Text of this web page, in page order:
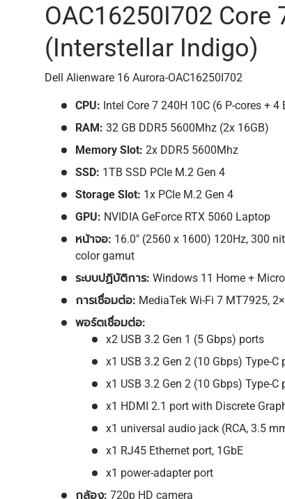
OAC16250I702 Core
(Interstellar Indigo)
Dell Alienware 16 Aurora-OAC16250I702
CPU: Intel Core 7 240H 10C (6 P-cores +
RAM: 32 GB DDR5 5600Mhz (2x 16GB)
Memory Slot: 2x DDR5 5600Mhz
SSD: 1TB SSD PCIe M.2 Gen 4
Storage Slot: 1x PCIe M.2 Gen 4
GPU: NVIDIA GeForce RTX 5060 Laptop
หน้าจอ: 16.0″ (2560 x 1600) 120Hz, 300
color gamut
ระบบปฏิบัติการ: Windows 11 Home +
การเชื่อมต่อ: MediaTek Wi-Fi 7 MT7925,
พอร์ตเชื่อมต่อ:
x2 USB 3.2 Gen 1 (5 Gbps) ports
x1 USB 3.2 Gen 2 (10 Gbps) Type-
x1 USB 3.2 Gen 2 (10 Gbps) Type-
x1 HDMI 2.1 port with Discrete
x1 universal audio jack (RCA, 3.5
x1 RJ45 Ethernet port, 1GbE
x1 power-adapter port
กล้อง: 720p HD camera